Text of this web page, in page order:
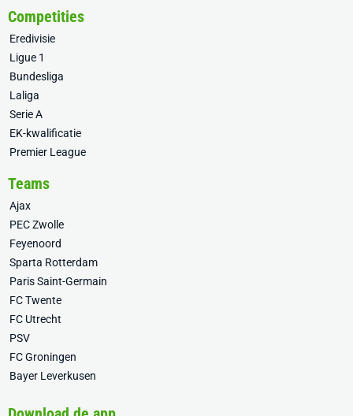
Competities
Eredivisie
Ligue 1
Bundesliga
Laliga
Serie A
EK-kwalificatie
Premier League
Teams
Ajax
PEC Zwolle
Feyenoord
Sparta Rotterdam
Paris Saint-Germain
FC Twente
FC Utrecht
PSV
FC Groningen
Bayer Leverkusen